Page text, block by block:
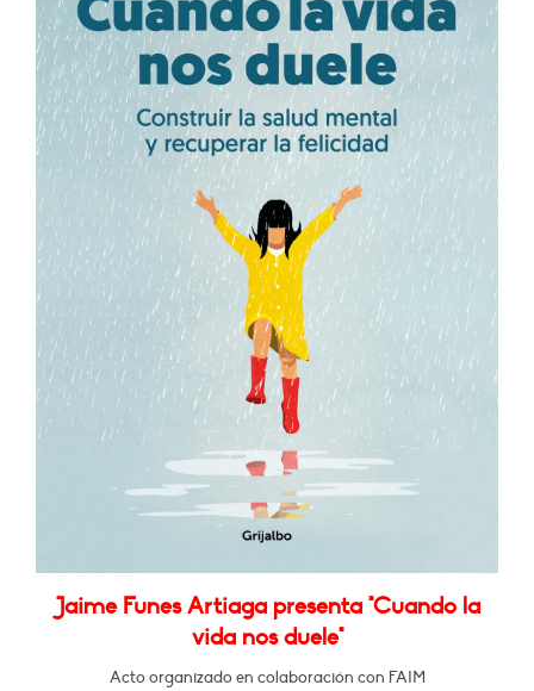
Jaime Funes Artiaga presenta "Cuando la
vida nos duele"
Acto organizado en colaboración con FAIM